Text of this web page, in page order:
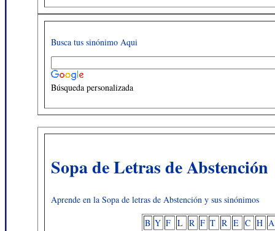
Busca tus sinónimo Aqui
Búsqueda personalizada
Sopa de Letras de Abstención
Aprende en la Sopa de letras de Abstención y sus sinónimos
B Y F L R F T R E C H A